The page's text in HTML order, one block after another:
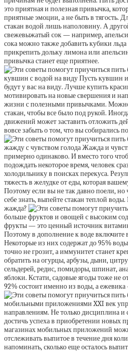
это приятная и полезная привычка,
приятные эмоции, а не быть в тягость.
стакан водой лишь наполовину. А
свежевыжатый сок — например,
сока можно также добавить кубики
прикрепить дольку лимона или
привычка станет еще приятнее.
кувшин с водой на виду Пусть кувшин
будут у вас на виду. Лучше купить
мотивировать на новые свершения и
жизни с полезными привычками.
стакан, чтобы все было под рукой.
движений может заставить отложить
вовсе забыть о том, что вы собирались
жажду с чувством голода Жажда и
примерно одинаково. И вместо того
подождать некоторое время, человек
холодильнику в поисках перекуса.
тяжесть в желудке от еды, которая
Поэтому если вы не так давно поели, но
себе знать, выпейте стакан теплой
жажда?
больше фруктов и овощей с высоким
фрукты — это ценный источник
Поэтому в дополнение к воде включите
Некоторые из них содержат до 95%
точно не грозит, а иммунитет станет
обратить на огурцы, арбузы, дыни,
сельдерей, редис, помидоры, шпинат,
яблоки. Кстати, садовые ягоды тоже не
92% состоит именно из воды, а
мобильными приложениями XXI век
направлениям. Не только дисциплина и
достичь успеха в приобретении новых
магазинах мобильных приложений
отслеживать выпитое в течение дня
напоминать, сколько еще осталось